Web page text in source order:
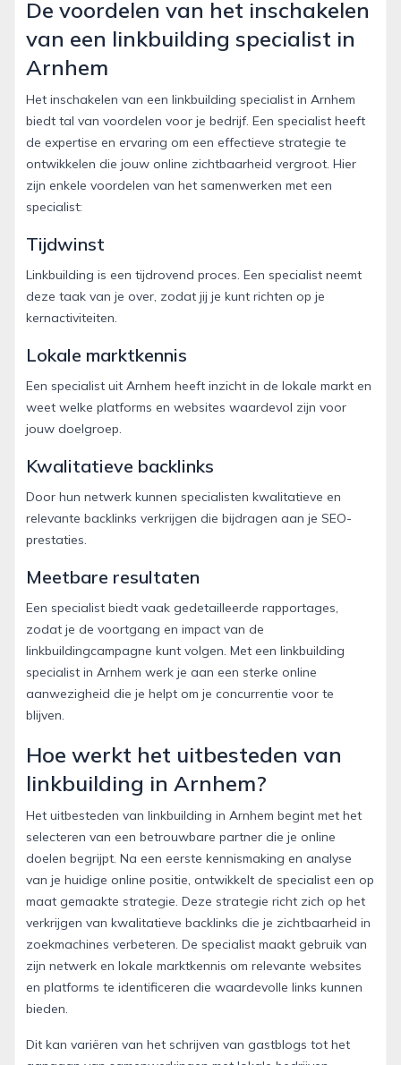
De voordelen van het inschakelen
van een linkbuilding specialist in
Arnhem
Het inschakelen van een linkbuilding specialist in Arnhem
biedt tal van voordelen voor je bedrijf. Een specialist heeft
de expertise en ervaring om een effectieve strategie te
ontwikkelen die jouw online zichtbaarheid vergroot. Hier
zijn enkele voordelen van het samenwerken met een
specialist:
Tijdwinst
Linkbuilding is een tijdrovend proces. Een specialist neemt
deze taak van je over, zodat jij je kunt richten op je
kernactiviteiten.
Lokale marktkennis
Een specialist uit Arnhem heeft inzicht in de lokale markt en
weet welke platforms en websites waardevol zijn voor
jouw doelgroep.
Kwalitatieve backlinks
Door hun netwerk kunnen specialisten kwalitatieve en
relevante backlinks verkrijgen die bijdragen aan je SEO-
prestaties.
Meetbare resultaten
Een specialist biedt vaak gedetailleerde rapportages,
zodat je de voortgang en impact van de
linkbuildingcampagne kunt volgen. Met een linkbuilding
specialist in Arnhem werk je aan een sterke online
aanwezigheid die je helpt om je concurrentie voor te
blijven.
Hoe werkt het uitbesteden van
linkbuilding in Arnhem?
Het uitbesteden van linkbuilding in Arnhem begint met het
selecteren van een betrouwbare partner die je online
doelen begrijpt. Na een eerste kennismaking en analyse
van je huidige online positie, ontwikkelt de specialist een op
maat gemaakte strategie. Deze strategie richt zich op het
verkrijgen van kwalitatieve backlinks die je zichtbaarheid in
zoekmachines verbeteren. De specialist maakt gebruik van
zijn netwerk en lokale marktkennis om relevante websites
en platforms te identificeren die waardevolle links kunnen
bieden.
Dit kan variëren van het schrijven van gastblogs tot het